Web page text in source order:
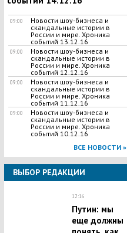
09:00
Новости шоу-бизнеса и
скандальные истории в
России и мире. Хроника
событий 13.12.16
09:00
Новости шоу-бизнеса и
скандальные истории в
России и мире. Хроника
событий 12.12.16
09:00
Новости шоу-бизнеса и
скандальные истории в
России и мире. Хроника
событий 11.12.16
09:00
Новости шоу-бизнеса и
скандальные истории в
России и мире. Хроника
событий 10.12.16
ВСЕ НОВОСТИ »
ВЫБОР РЕДАКЦИИ
12:16
Путин: мы
еще должны